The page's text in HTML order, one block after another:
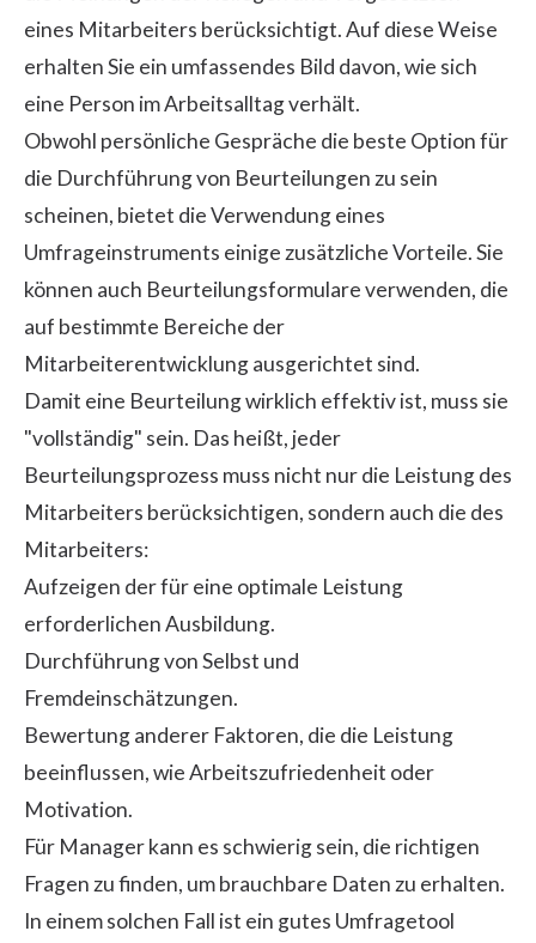
eines Mitarbeiters berücksichtigt. Auf diese Weise
erhalten Sie ein umfassendes Bild davon, wie sich
eine Person im Arbeitsalltag verhält.
Obwohl persönliche Gespräche die beste Option für
die Durchführung von Beurteilungen zu sein
scheinen, bietet die Verwendung eines
Umfrageinstruments einige zusätzliche Vorteile. Sie
können auch Beurteilungsformulare verwenden, die
auf bestimmte Bereiche der
Mitarbeiterentwicklung ausgerichtet sind.
Damit eine Beurteilung wirklich effektiv ist, muss sie
"vollständig" sein. Das heißt, jeder
Beurteilungsprozess muss nicht nur die Leistung des
Mitarbeiters berücksichtigen, sondern auch die des
Mitarbeiters:
Aufzeigen der für eine optimale Leistung
erforderlichen Ausbildung.
Durchführung von Selbst und
Fremdeinschätzungen.
Bewertung anderer Faktoren, die die Leistung
beeinflussen, wie Arbeitszufriedenheit oder
Motivation.
Für Manager kann es schwierig sein, die richtigen
Fragen zu finden, um brauchbare Daten zu erhalten.
In einem solchen Fall ist ein gutes Umfragetool